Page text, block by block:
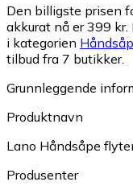
Den billigste prisen
akkurat nå er 399 kr.
i kategorien
tilbud fra 7 butikker.
Grunnleggende
Produktnavn
Lano Håndsåpe
Produsenter